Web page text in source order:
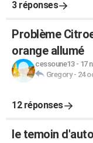
3 réponses
Problème
orange allumé
cessoune13- 17
Gregory- 24
12 réponses
le temoin